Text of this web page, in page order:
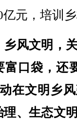
亿元，培训
文明，关
富口袋，还
在文明乡
理、生态文